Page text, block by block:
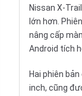
Nissan X-
lớn hơn.
nâng cấp
Android tích
Hai phiên
inch, cũng